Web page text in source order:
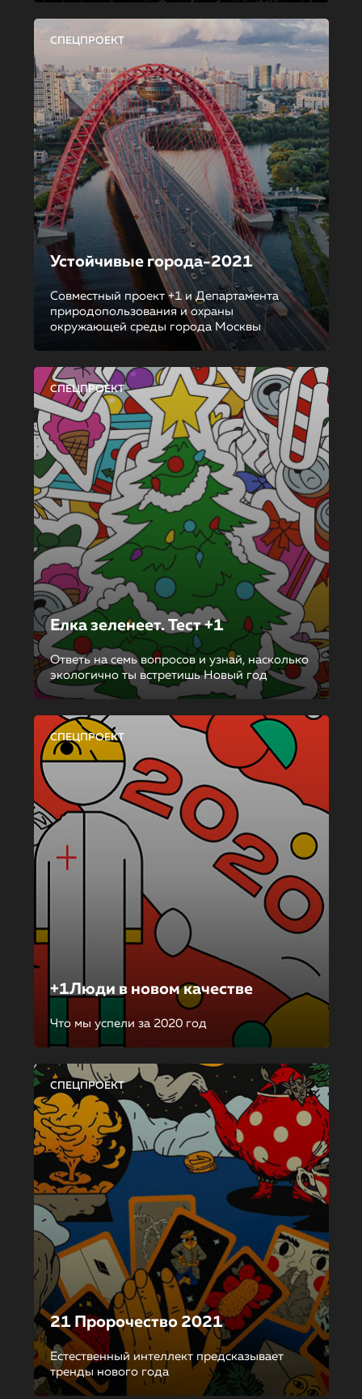
СПЕЦПРОЕКТ
Устойчивые города-2021
Совместный проект +1 и Департамента
природопользования и охраны
окружающей среды города Москвы
СПЕЦПРОЕКТ
Елка зеленеет. Тест +1
Ответь на семь вопросов и узнай, насколько
экологично ты встретишь Новый год
СПЕЦПРОЕКТ
+1Люди в новом качестве
Что мы успели за 2020 год
СПЕЦПРОЕКТ
21 Пророчество 2021
Естественный интеллект предсказывает
тренды нового года